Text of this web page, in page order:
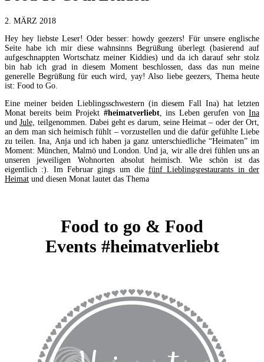
2. MÄRZ 2018
Hey hey liebste Leser! Oder besser: howdy geezers! Für unsere englische
Seite habe ich mir diese wahnsinns Begrüßung überlegt (basierend auf
aufgeschnappten Wortschatz meiner Kiddies) und da ich darauf sehr stolz
bin hab ich grad in diesem Moment beschlossen, dass das nun meine
generelle Begrüßung für euch wird, yay! Also liebe geezers, Thema heute
ist: Food to Go.
Eine meiner beiden Lieblingsschwestern (in diesem Fall Ina) hat letzten
Monat bereits beim Projekt #heimatverliebt, ins Leben gerufen vonIna
undJule, teilgenommen. Dabei geht es darum, seine Heimat – oder der Ort,
an dem man sich heimisch fühlt – vorzustellen und die dafür gefühlte Liebe
zu teilen. Ina, Anja und ich haben ja ganz unterschiedliche “Heimaten” im
Moment: München, Malmö und London. Und ja, wir alle drei fühlen uns an
unseren jeweiligen Wohnorten absolut heimisch. Wie schön ist das
eigentlich :). Im Februar gings um diefünf Lieblingsrestaurants in der
Heimat und diesen Monat lautet das Thema
Food to go & Food
Events #heimatverliebt